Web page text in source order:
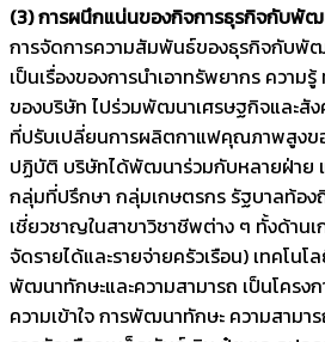
(3) การผนึกแน่นของกิจการธุรกิจกับพั
การจัดการความสัมพันธ์ของธุรกิจกับพั
เป็นเรื่องของการนำเอาทรัพยากร ความ
ของบริษัท ไปร่วมพัฒนาเศรษฐกิจและสัง
ที่ปรับเปลี่ยนการผลิตกาแฟคุณภาพสูงขอ
ปฏิบัติ บริษัทได้พัฒนาร่วมกับหลายฝ่าย
กลุ่มที่ปรึกษา กลุ่มเกษตรกร รัฐบาลท้อง
เชี่ยวชาญในสาขาวิชาชีพต่าง ๆ ทั้งด้านเ
จัดรายได้และรายจ่ายครัวเรือน) เทคโนโ
พัฒนาทักษะและความสามารถ เป็นโครง
ความเข้าใจ การพัฒนาทักษะ ความสามา